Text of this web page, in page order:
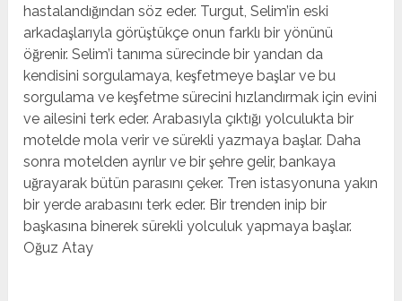
hastalandığından söz eder. Turgut, Selim’in eski
arkadaşlarıyla görüştükçe onun farklı bir yönünü
öğrenir. Selim’i tanıma sürecinde bir yandan da
kendisini sorgulamaya, keşfetmeye başlar ve bu
sorgulama ve keşfetme sürecini hızlandırmak için evini
ve ailesini terk eder. Arabasıyla çıktığı yolculukta bir
motelde mola verir ve sürekli yazmaya başlar. Daha
sonra motelden ayrılır ve bir şehre gelir, bankaya
uğrayarak bütün parasını çeker. Tren istasyonuna yakın
bir yerde arabasını terk eder. Bir trenden inip bir
başkasına binerek sürekli yolculuk yapmaya başlar.
Oğuz Atay